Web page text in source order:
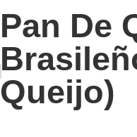
Pan De
Queijo)